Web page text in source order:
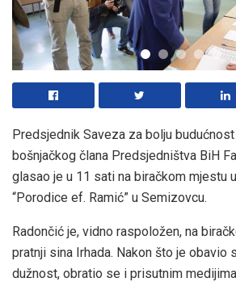
Predsjednik Saveza za bolju
bošnjačkog člana Predsjedništva BiH
glasao je u 11 sati na biračkom mjestu
“Porodice ef. Ramić” u Semizovcu.
Radončić je, vidno raspoložen, na
pratnji sina Irhada. Nakon što je obavio
dužnost, obratio se i prisutnim